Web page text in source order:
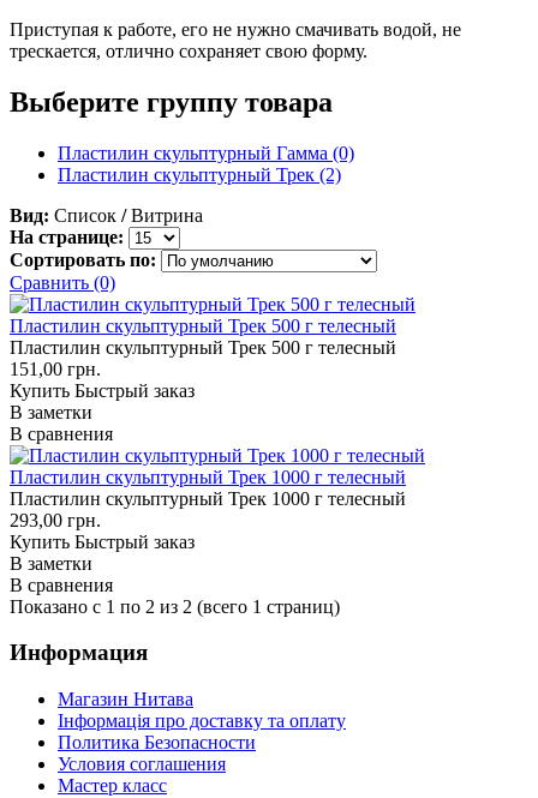
Приступая к работе, его не нужно смачивать водой, не
трескается, отлично сохраняет свою форму.
Выберите группу товара
Пластилин скульптурный Гамма (0)
Пластилин скульптурный Трек (2)
Вид: Список / Витрина
На странице:
Сортировать по:
Сравнить (0)
Пластилин скульптурный Трек 500 г телесный
Пластилин скульптурный Трек 500 г телесный
151,00 грн.
Купить Быстрый заказ
В заметки
В сравнения
Пластилин скульптурный Трек 1000 г телесный
Пластилин скульптурный Трек 1000 г телесный
293,00 грн.
Купить Быстрый заказ
В заметки
В сравнения
Показано с 1 по 2 из 2 (всего 1 страниц)
Информация
Магазин Нитава
Інформація про доставку та оплату
Политика Безопасности
Условия соглашения
Мастер класс